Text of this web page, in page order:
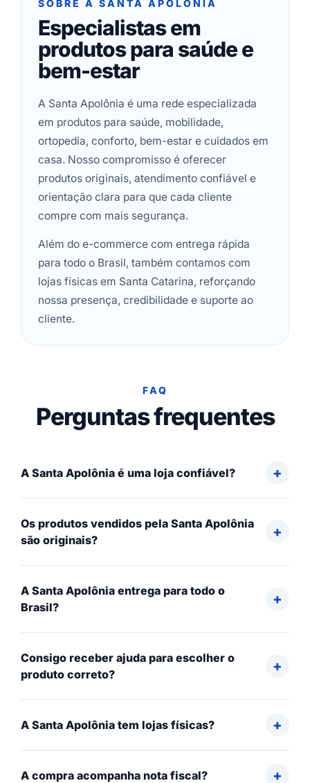
SOBRE A SANTA APOLÔNIA
Especialistas em
produtos para saúde e
bem-estar
A Santa Apolônia é uma rede especializada
em produtos para saúde, mobilidade,
ortopedia, conforto, bem-estar e cuidados em
casa. Nosso compromisso é oferecer
produtos originais, atendimento confiável e
orientação clara para que cada cliente
compre com mais segurança.
Além do e-commerce com entrega rápida
para todo o Brasil, também contamos com
lojas físicas em Santa Catarina, reforçando
nossa presença, credibilidade e suporte ao
cliente.
FAQ
Perguntas frequentes
A Santa Apolônia é uma loja confiável?
Os produtos vendidos pela Santa Apolônia
são originais?
A Santa Apolônia entrega para todo o
Brasil?
Consigo receber ajuda para escolher o
produto correto?
A Santa Apolônia tem lojas físicas?
A compra acompanha nota fiscal?